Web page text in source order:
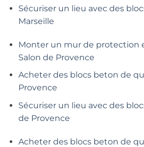
Sécuriser un lieu avec des
Marseille
Monter un mur de protection
Salon de Provence
Acheter des blocs beton de
Provence
Sécuriser un lieu avec des
de Provence
Acheter des blocs beton de